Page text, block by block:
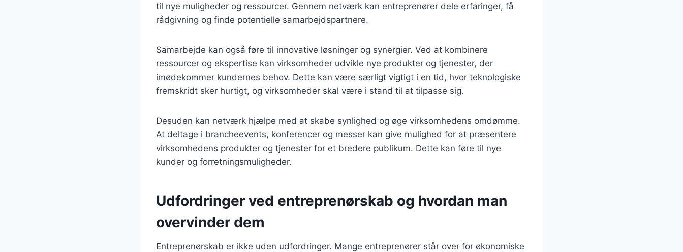
til nye muligheder og ressourcer. Gennem netværk kan entreprenører dele erfaringer, få
rådgivning og finde potentielle samarbejdspartnere.
Samarbejde kan også føre til innovative løsninger og synergier. Ved at kombinere
ressourcer og ekspertise kan virksomheder udvikle nye produkter og tjenester, der
imødekommer kundernes behov. Dette kan være særligt vigtigt i en tid, hvor teknologiske
fremskridt sker hurtigt, og virksomheder skal være i stand til at tilpasse sig.
Desuden kan netværk hjælpe med at skabe synlighed og øge virksomhedens omdømme.
At deltage i brancheevents, konferencer og messer kan give mulighed for at præsentere
virksomhedens produkter og tjenester for et bredere publikum. Dette kan føre til nye
kunder og forretningsmuligheder.
Udfordringer ved entreprenørskab og hvordan man
overvinder dem
Entreprenørskab er ikke uden udfordringer. Mange entreprenører står over for økonomiske